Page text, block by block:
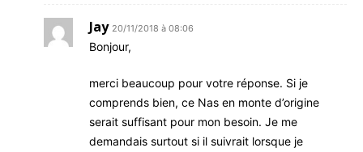
Jay 20/11/2018 à 08:06
Bonjour,
merci beaucoup pour votre réponse. Si je
comprends bien, ce Nas en monte d’origine
serait suffisant pour mon besoin. Je me
demandais surtout si il suivrait lorsque je